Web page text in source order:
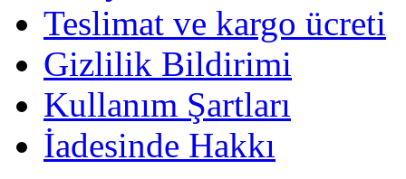
Teslimat ve kargo ücreti
Gizlilik Bildirimi
Kullanım Şartları
İadesinde Hakkı